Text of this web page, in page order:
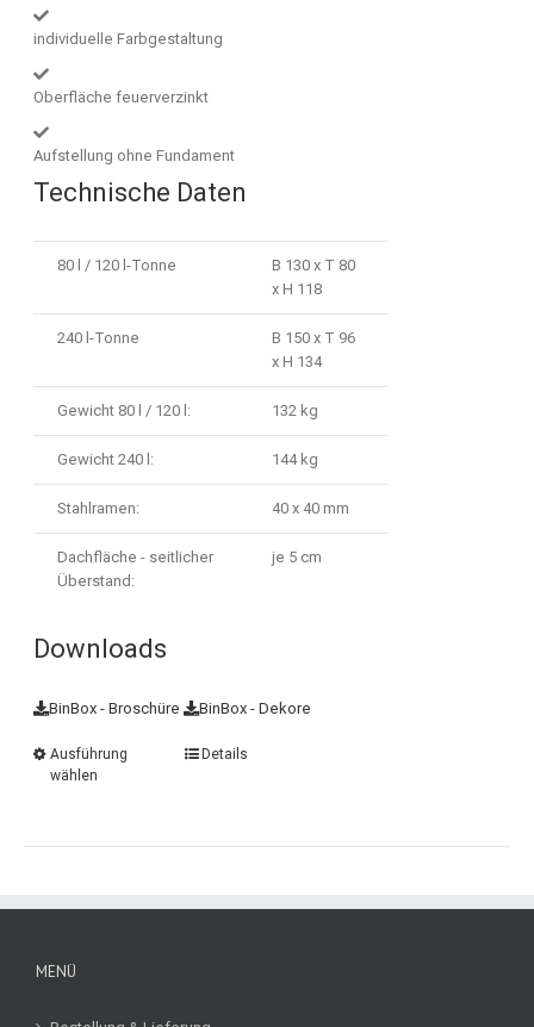
individuelle Farbgestaltung
Oberfläche feuerverzinkt
Aufstellung ohne Fundament
Technische Daten
80 l / 120 l-Tonne
B 130 x T 80
x H 118
240 l-Tonne
B 150 x T 96
x H 134
Gewicht 80 l / 120 l: 132 kg
Gewicht 240 l: 144 kg
Stahlramen: 40 x 40 mm
Dachfläche - seitlicher
Überstand:
je 5 cm
Downloads
BinBox - Broschüre BinBox - Dekore
Ausführung
wählen
Details
MENÜ